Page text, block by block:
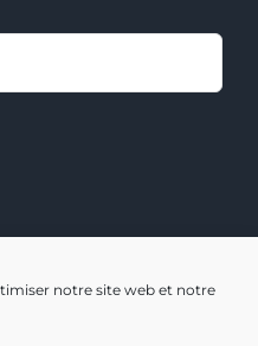
notre site web et notre